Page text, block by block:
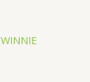
WINNIE